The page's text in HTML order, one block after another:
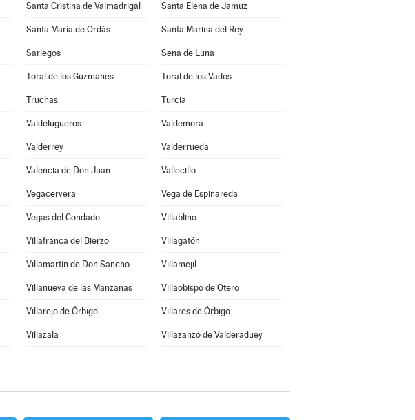
Santa Cristina de Valmadrigal Santa Elena de Jamuz
Santa María de Ordás Santa Marina del Rey
Sariegos Sena de Luna
Toral de los Guzmanes Toral de los Vados
Truchas Turcia
Valdelugueros Valdemora
Valderrey Valderrueda
Valencia de Don Juan Vallecillo
Vegacervera Vega de Espinareda
Vegas del Condado Villablino
Villafranca del Bierzo Villagatón
Villamartín de Don Sancho Villamejil
Villanueva de las Manzanas Villaobispo de Otero
Villarejo de Órbigo Villares de Órbigo
Villazala Villazanzo de Valderaduey